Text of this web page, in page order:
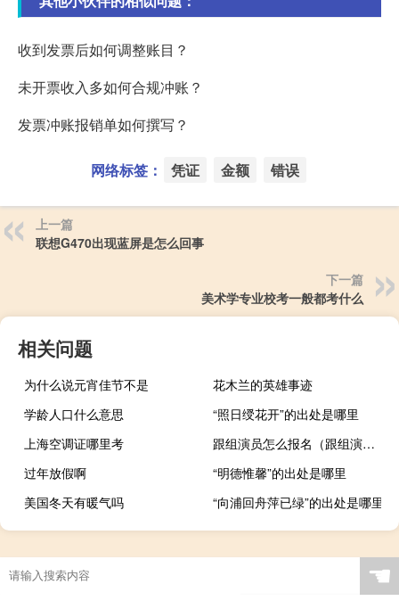
收到发票后如何调整账目？
未开票收入多如何合规冲账？
发票冲账报销单如何撰写？
网络标签： 凭证 金额 错误
上一篇
联想G470出现蓝屏是怎么回事
下一篇
美术学专业校考一般都考什么
相关问题
为什么说元宵佳节不是
花木兰的英雄事迹
学龄人口什么意思
“照日绶花开”的出处是哪里
上海空调证哪里考
跟组演员怎么报名（跟组演员）
过年放假啊
“明德惟馨”的出处是哪里
美国冬天有暖气吗
“向浦回舟萍已绿”的出处是哪里
☚